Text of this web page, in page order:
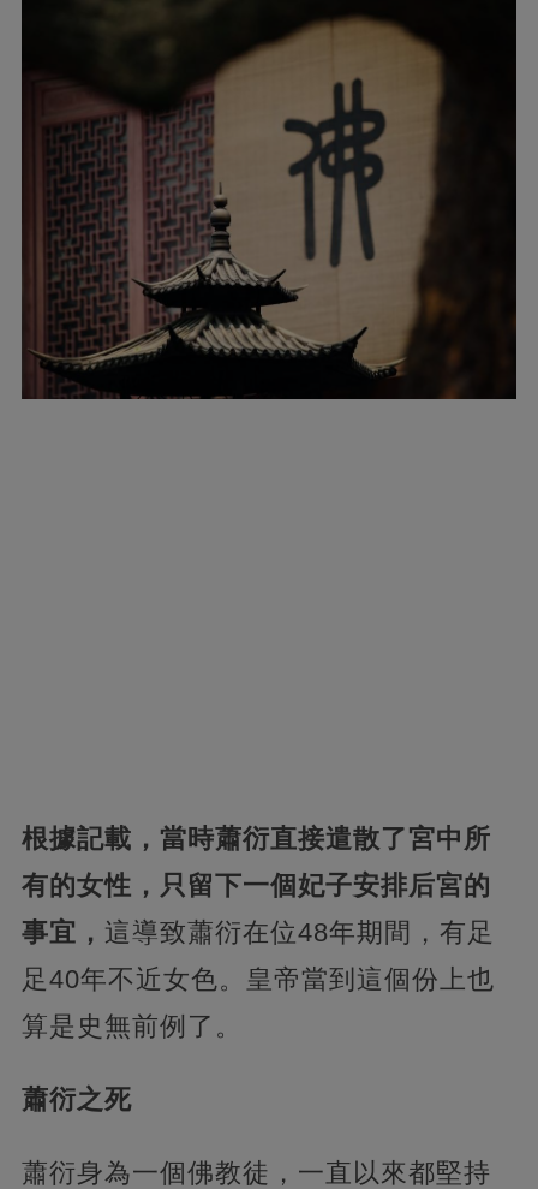
根據記載，當時蕭衍直接遣散了宮中所
有的女性，只留下一個妃子安排后宮的
事宜， 這導致蕭衍在位48年期間，有足
足40年不近女色。皇帝當到這個份上也
算是史無前例了。
蕭衍之死
蕭衍身為一個佛教徒，一直以來都堅持